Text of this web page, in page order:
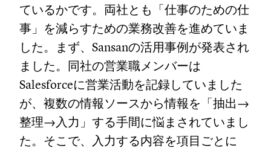
ているかです。両社とも「仕事のための仕
事」を減らすための業務改善を進めていま
した。まず、Sansanの活用事例が発表され
ました。同社の営業職メンバーは
Salesforceに営業活動を記録していました
が、複数の情報ソースから情報を「抽出→
整理→入力」する手間に悩まされていまし
た。そこで、入力する内容を項目ごとに